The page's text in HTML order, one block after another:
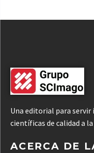
Una editorial para
científicas de calidad a
ACERCA DE